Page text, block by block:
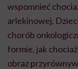
wspomnieć
arlekinowej.
chorób
formie, jak
obraz